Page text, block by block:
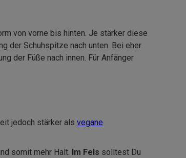
von vorne bis hinten. Je stärker diese
der Schuhspitze nach unten. Bei eher
der Füße nach innen. Für Anfänger
jedoch stärker als vegane
somit mehr Halt. Im Fels solltest Du